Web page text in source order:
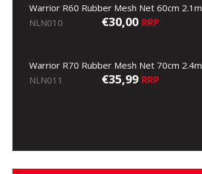
Warrior R60 Rubber Mesh Net 60cm 2.1m
NLN010
€30,00 RRP
Warrior R70 Rubber Mesh Net 70cm 2.4m
NLN011
€35,99 RRP